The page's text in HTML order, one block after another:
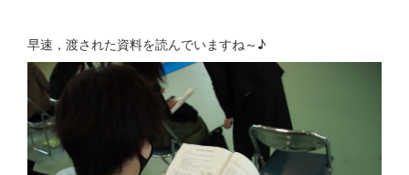
早速，渡された資料を読んでいますね～♪